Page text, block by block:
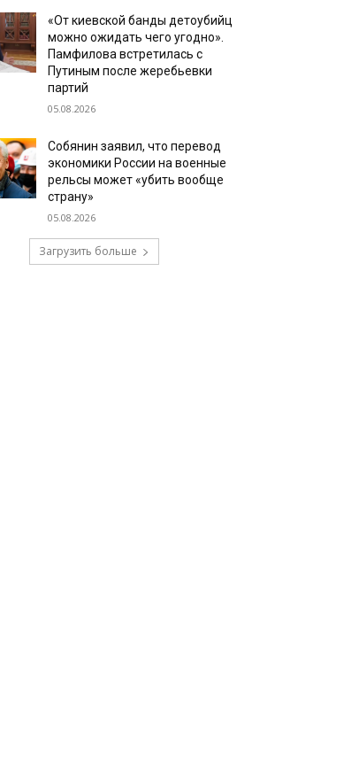
«От киевской банды детоубийц
можно ожидать чего угодно».
Памфилова встретилась с
Путиным после жеребьевки
партий
05.08.2026
Собянин заявил, что перевод
экономики России на военные
рельсы может «убить вообще
страну»
05.08.2026
Загрузить больше